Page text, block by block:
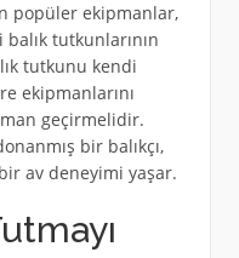
popüler ekipmanlar,
tutkunlarının
tutkunu kendi
ekipmanlarını
geçirmelidir.
bir balıkçı,
bir av deneyimi yaşar.